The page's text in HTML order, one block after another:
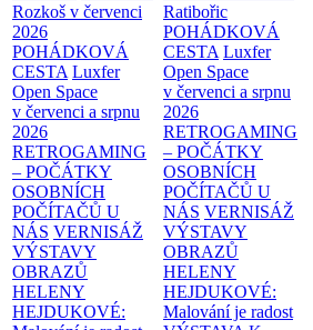
Rozkoš v červenci
2026
POHÁDKOVÁ
CESTA Luxfer
Open Space
v červenci a srpnu
2026
RETROGAMING
– POČÁTKY
OSOBNÍCH
POČÍTAČŮ U
NÁS VERNISÁŽ
VÝSTAVY
OBRAZŮ
HELENY
HEJDUKOVÉ:
Ratibořic
POHÁDKOVÁ
CESTA Luxfer
Open Space
v červenci a srpnu
2026
RETROGAMING
– POČÁTKY
OSOBNÍCH
POČÍTAČŮ U
NÁS VERNISÁŽ
VÝSTAVY
OBRAZŮ
HELENY
HEJDUKOVÉ:
Malování je radost